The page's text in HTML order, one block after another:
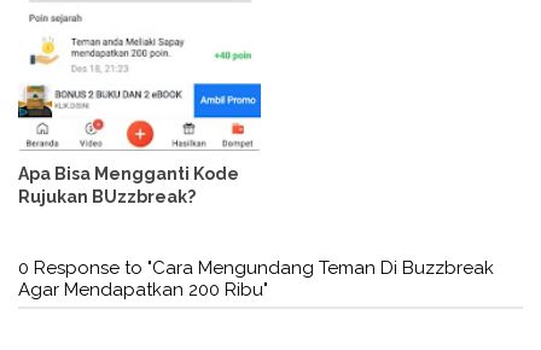
Apa Bisa Mengganti Kode
Rujukan BUzzbreak?
0 Response to "Cara Mengundang Teman Di Buzzbreak
Agar Mendapatkan 200 Ribu"